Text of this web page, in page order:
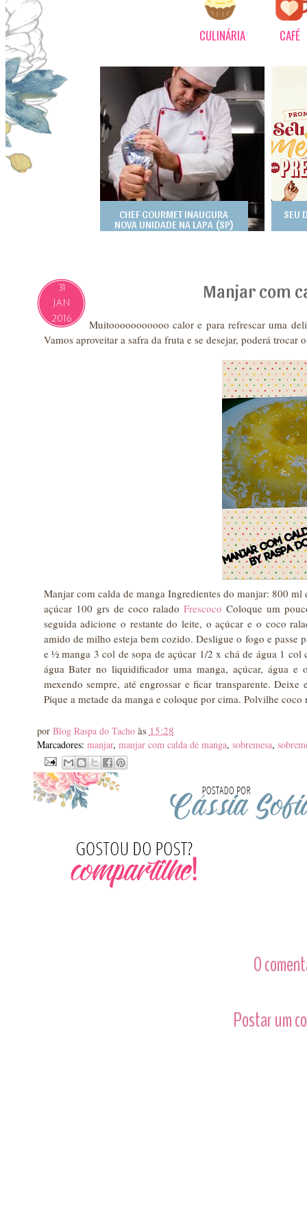
CULINÁRIA CAFÉ
CHEF GOURMET INAUGURA
NOVA UNIDADE NA LAPA (SP)
SEU
31
JAN
2016
Manjar com
Muitooooooooooo calor e para refrescar uma
Vamos aproveitar a safra da fruta e se desejar, poderá trocar
Manjar com calda de manga Ingredientes do manjar: 800
açúcar 100 grs de coco raladoFrescocoColoque um
seguida adicione o restante do leite, o açúcar e o coco
amido de milho esteja bem cozido. Desligue o fogo e passe
e ½ manga 3 col de sopa de açúcar 1/2 x chá de água 1
água Bater no liquidificador uma manga, açúcar, água
mexendo sempre, até engrossar e ficar transparente.
Pique a metade da manga e coloque por cima. Polvilhe
por Blog Raspa do Tacho às 15:28
Marcadores: manjar, manjar com calda de manga, sobremesa,
0
Postar um